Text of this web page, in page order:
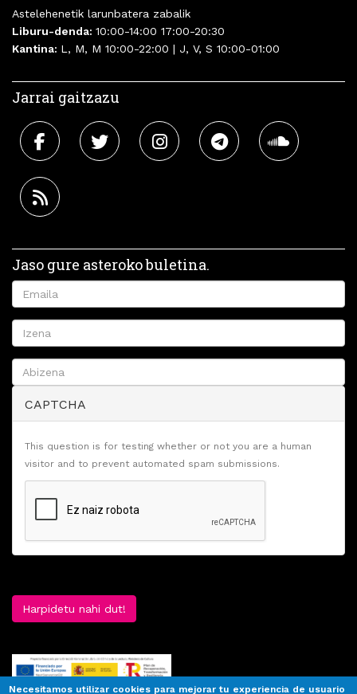
Astelehenetik larunbatera zabalik
Liburu-denda: 10:00-14:00 17:00-20:30
Kantina: L, M, M 10:00-22:00 | J, V, S 10:00-01:00
Jarrai gaitzazu
Jaso gure asteroko buletina.
CAPTCHA
This question is for testing whether or not you are a human
visitor and to prevent automated spam submissions.
Harpidetu nahi dut!
Necesitamos utilizar cookies para mejorar tu experiencia de usuario